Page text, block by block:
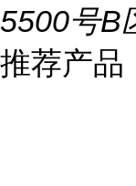
5500号B
推荐产品